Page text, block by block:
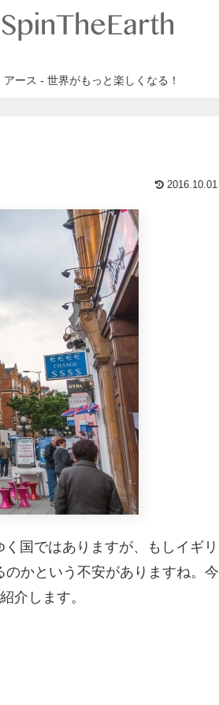
アース - 世界がもっと楽しくなる！
2016.10.01
国ではありますが、もしイギリ
かという不安がありますね。今
介します。